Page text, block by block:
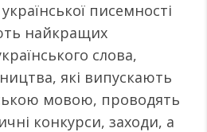
писемності
найкращих
слова,
які випускають
мовою, проводять
конкурси, заходи, а